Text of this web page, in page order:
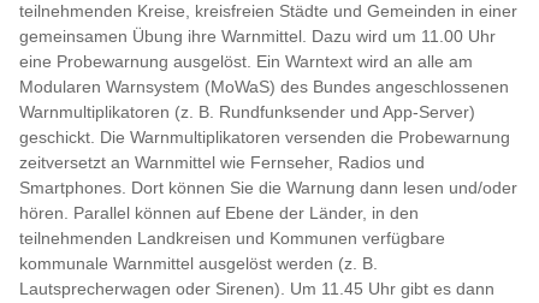
teilnehmenden Kreise, kreisfreien Städte und Gemeinden in einer
gemeinsamen Übung ihre Warnmittel. Dazu wird um 11.00 Uhr
eine Probewarnung ausgelöst. Ein Warntext wird an alle am
Modularen Warnsystem (MoWaS) des Bundes angeschlossenen
Warnmultiplikatoren (z. B. Rundfunksender und App-Server)
geschickt. Die Warnmultiplikatoren versenden die Probewarnung
zeitversetzt an Warnmittel wie Fernseher, Radios und
Smartphones. Dort können Sie die Warnung dann lesen und/oder
hören. Parallel können auf Ebene der Länder, in den
teilnehmenden Landkreisen und Kommunen verfügbare
kommunale Warnmittel ausgelöst werden (z. B.
Lautsprecherwagen oder Sirenen). Um 11.45 Uhr gibt es dann